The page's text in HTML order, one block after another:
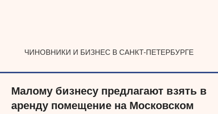
ЧИНОВНИКИ И БИЗНЕС В САНКТ-ПЕТЕРБУРГЕ
Малому бизнесу предлагают взять в
аренду помещение на Московском